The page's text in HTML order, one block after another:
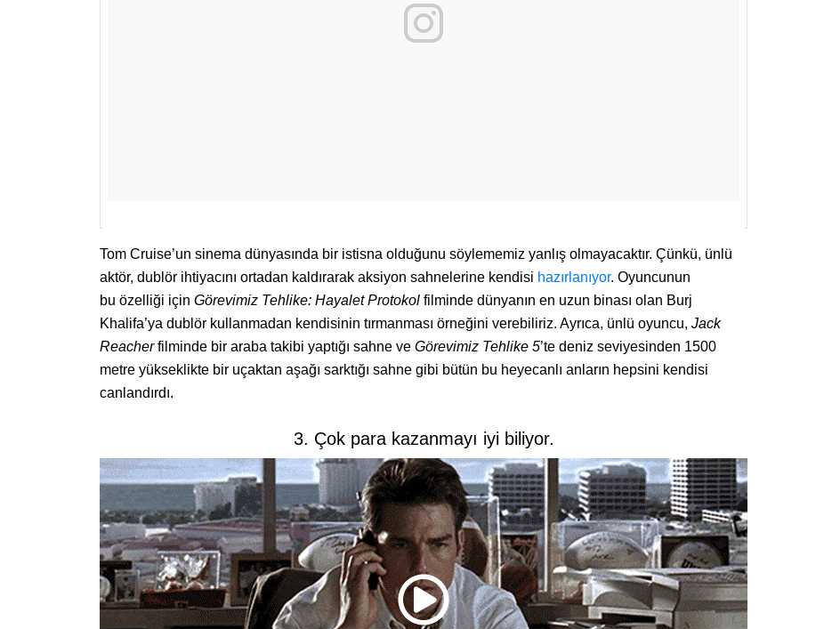
Tom Cruise’un sinema dünyasında bir istisna olduğunu söylememiz yanlış olmayacaktır. Çünkü, ünlü
aktör, dublör ihtiyacını ortadan kaldırarak aksiyon sahnelerine kendisi hazırlanıyor. Oyuncunun
bu özelliği için Görevimiz Tehlike: Hayalet Protokol filminde dünyanın en uzun binası olan Burj
Khalifa’ya dublör kullanmadan kendisinin tırmanması örneğini verebiliriz. Ayrıca, ünlü oyuncu, Jack
Reacherfilminde bir araba takibi yaptığı sahne ve Görevimiz Tehlike 5’te deniz seviyesinden 1500
metre yükseklikte bir uçaktan aşağı sarktığı sahne gibi bütün bu heyecanlı anların hepsini kendisi
canlandırdı.
3. Çok para kazanmayı iyi biliyor.